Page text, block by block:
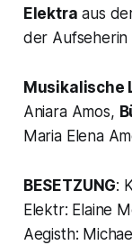
Elektra aus
der Aufseherin
Musikalische
Aniara Amos,
Maria Elena
BESETZUNG:
Elektr: Elaine
Aegisth: